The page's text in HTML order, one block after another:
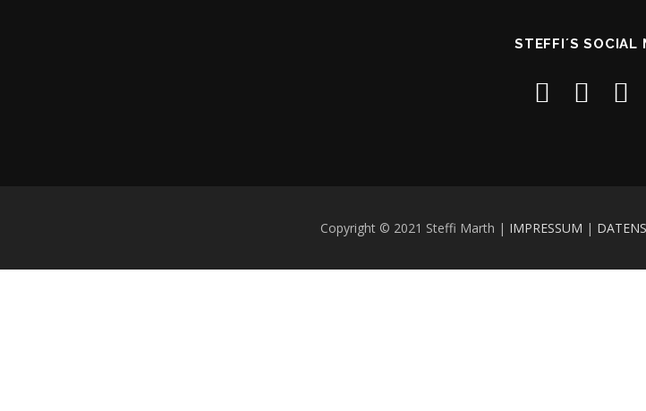
STEFFI´S SOCIAL
Copyright © 2021 Steffi Marth | IMPRESSUM |